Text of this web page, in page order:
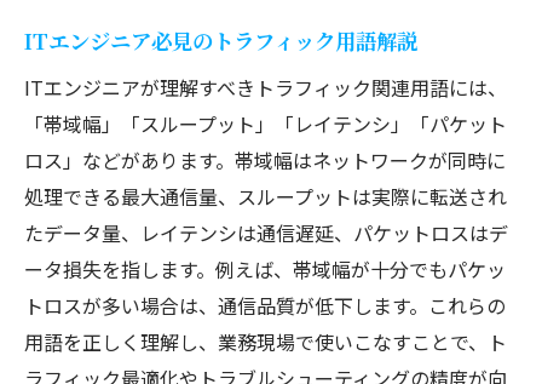
ITエンジニア必見のトラフィック用語解説
ITエンジニアが理解すべきトラフィック関連用語には、
「帯域幅」「スループット」「レイテンシ」「パケット
ロス」などがあります。帯域幅はネットワークが同時に
処理できる最大通信量、スループットは実際に転送され
たデータ量、レイテンシは通信遅延、パケットロスはデ
ータ損失を指します。例えば、帯域幅が十分でもパケッ
トロスが多い場合は、通信品質が低下します。これらの
用語を正しく理解し、業務現場で使いこなすことで、ト
ラフィック最適化やトラブルシューティングの精度が向